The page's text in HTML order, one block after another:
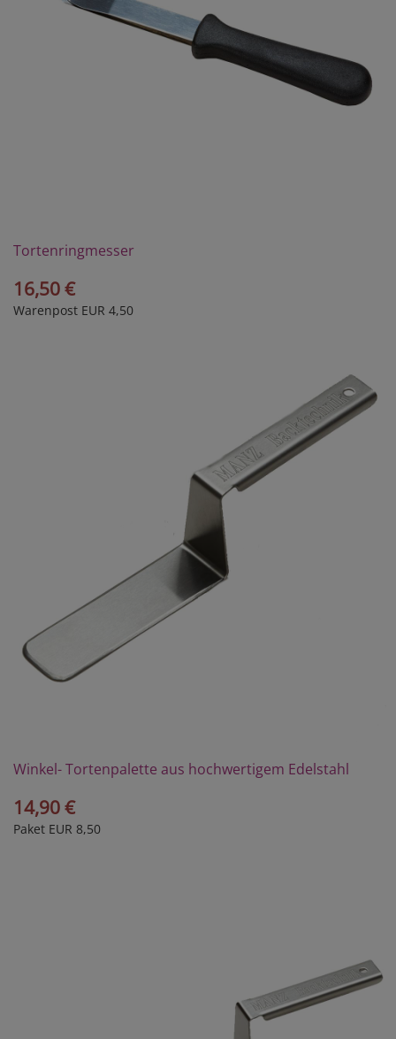
Tortenringmesser
16,50 €
Warenpost EUR 4,50
Winkel- Tortenpalette aus hochwertigem Edelstahl
14,90 €
Paket EUR 8,50